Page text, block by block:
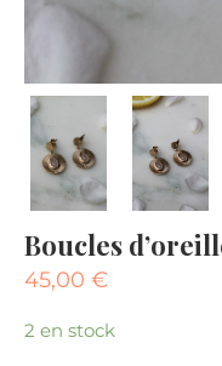
Boucles
45,00 €
2 en stock